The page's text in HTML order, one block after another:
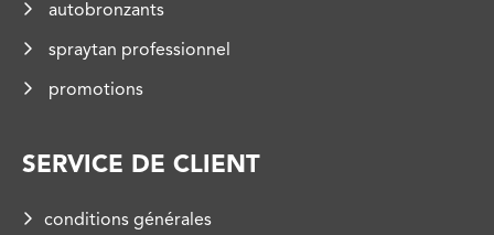
autobronzants
spraytan professionnel
promotions
SERVICE DE CLIENT
conditions générales